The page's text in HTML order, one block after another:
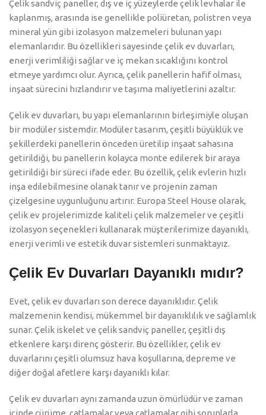
Çelik sandviç paneller, dış ve iç yüzeylerde çelik levhalar ile
kaplanmış, arasında ise genellikle poliüretan, polistren veya
mineral yün gibi izolasyon malzemeleri bulunan yapı
elemanlarıdır. Bu özellikleri sayesinde çelik ev duvarları,
enerji verimliliği sağlar ve iç mekan sıcaklığını kontrol
etmeye yardımcı olur. Ayrıca, çelik panellerin hafif olması,
inşaat sürecini hızlandırır ve taşıma maliyetlerini azaltır.
Çelik ev duvarları, bu yapı elemanlarının birleşimiyle oluşan
bir modüler sistemdir. Modüler tasarım, çeşitli büyüklük ve
şekillerdeki panellerin önceden üretilip inşaat sahasına
getirildiği, bu panellerin kolayca monte edilerek bir araya
getirildiği bir süreci ifade eder. Bu özellik, çelik evlerin hızlı
inşa edilebilmesine olanak tanır ve projenin zaman
çizelgesine uygunluğunu artırır. Europa Steel House olarak,
çelik ev projelerimizde kaliteli çelik malzemeler ve çeşitli
izolasyon seçenekleri kullanarak müşterilerimize dayanıklı,
enerji verimli ve estetik duvar sistemleri sunmaktayız.
Çelik Ev Duvarları Dayanıklı mıdır?
Evet, çelik ev duvarları son derece dayanıklıdır. Çelik
malzemenin kendisi, mükemmel bir dayanıklılık ve sağlamlık
sunar. Çelik iskelet ve çelik sandviç paneller, çeşitli dış
etkenlere karşı direnç gösterir. Bu özellikler, çelik ev
duvarlarını çeşitli olumsuz hava koşullarına, depreme ve
diğer doğal afetlere karşı dayanıklı kılar.
Çelik ev duvarları aynı zamanda uzun ömürlüdür ve zaman